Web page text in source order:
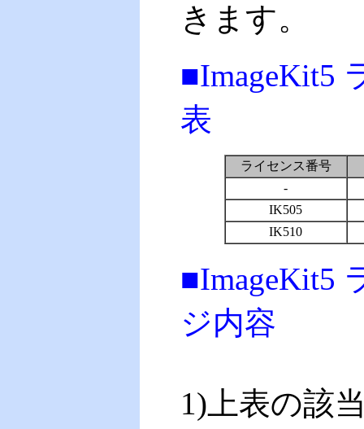
きます。
■ImageKit5
表
ライセンス番号
-
IK505
IK510
■ImageKit5
ジ内容
1)上表の該